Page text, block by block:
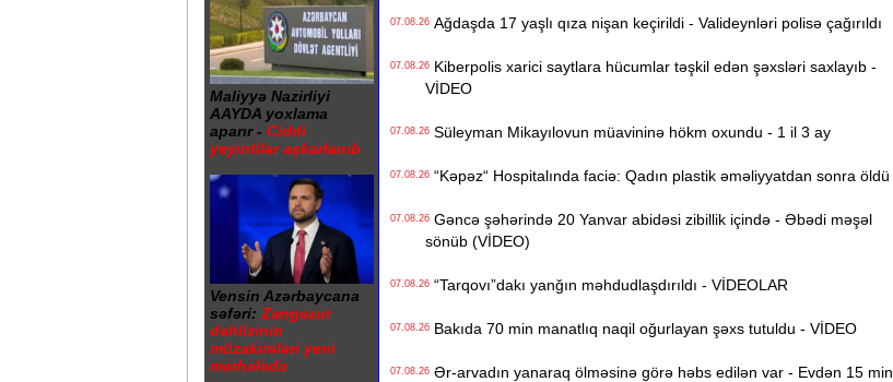
Maliyyə Nazirliyi
AAYDA yoxlama
aparır - Ciddi
yeyintilər aşkarlanıb
Vensin Azərbaycana
səfəri: Zəngəzur
dəhlizinin
müzakirələri yeni
mərhələdə
07.08.26Ağdaşda 17 yaşlı qıza nişan keçirildi - Valideynləri polisə çağırıldı
07.08.26Kiberpolis xarici saytlara hücumlar təşkil edən şəxsləri saxlayıb -
VİDEO
07.08.26Süleyman Mikayılovun müavininə hökm oxundu - 1 il 3 ay
07.08.26“Kəpəz“ Hospitalında faciə: Qadın plastik əməliyyatdan sonra öldü
07.08.26Gəncə şəhərində 20 Yanvar abidəsi zibillik içində - Əbədi məşəl
sönüb (VİDEO)
07.08.26“Tarqovı”dakı yanğın məhdudlaşdırıldı - VİDEOLAR
07.08.26Bakıda 70 min manatlıq naqil oğurlayan şəxs tutuldu - VİDEO
07.08.26Ər-arvadın yanaraq ölməsinə görə həbs edilən var - Evdən 15 min